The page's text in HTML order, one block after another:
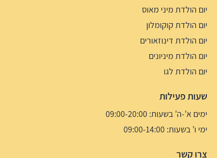
יום הולדת מיני מאוס
יום הולדת קוקומלון
יום הולדת דינוזאורים
יום הולדת מיניונים
יום הולדת לגו
שעות פעילות
ימים א’-ה’ בשעות: 09:00-20:00
ימי ו’ בשעות: 09:00-14:00
צרו קשר